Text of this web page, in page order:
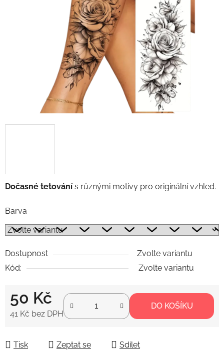
Dočasné tetování s různými motivy pro originální vzhled.
Barva
Dostupnost
Zvolte variantu
Kód:
Zvolte variantu
50 Kč
41 Kč bez DPH
DO KOŠÍKU
Tisk Zeptat se Sdílet